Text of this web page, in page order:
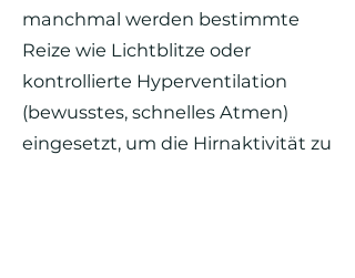
manchmal werden bestimmte
Reize wie Lichtblitze oder
kontrollierte Hyperventilation
(bewusstes, schnelles Atmen)
eingesetzt, um die Hirnaktivität zu